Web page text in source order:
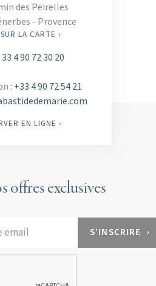
offres exclusives
des Peirelles
- Provence
LA CARTE ›
4 90 72 30 20
: +33 4 90 72 54 21
EN LIGNE ›